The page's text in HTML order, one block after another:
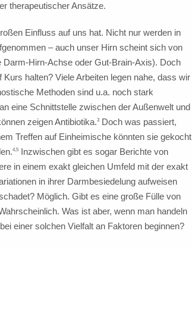
therapeutischer Ansätze.
Einfluss auf uns hat. Nicht nur werden in
– auch unser Hirn scheint sich von
Hirn-Achse oder Gut-Brain-Axis). Doch
halten? Viele Arbeiten legen nahe, dass wir
Methoden sind u.a. noch stark
eine Schnittstelle zwischen der Außenwelt und
zeigen Antibiotika.3 Doch was passiert,
Treffen auf Einheimische könnten sie gekocht
4,5 Inzwischen gibt es sogar Berichte von
in einem exakt gleichen Umfeld mit der exakt
in ihrer Darmbesiedelung aufweisen
Möglich. Gibt es eine große Fülle von
Was ist aber, wenn man handeln
einer solchen Vielfalt an Faktoren beginnen?